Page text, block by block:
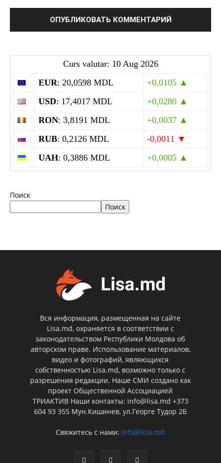
Curs valutar: 10 Aug 2026
EUR: 20,0598 MDL
+0,0105 ▲
USD: 17,4017 MDL
+0,0280 ▲
RON: 3,8191 MDL
+0,0037 ▲
RUB: 0,2126 MDL
-0,0011 ▼
UAH: 0,3886 MDL +0,0005 ▲
Поиск
Поиск
Вся информация, размещенная на сайте
Lisa.md, охраняется в соответствии с
законодательством Республики Молдова об
авторском праве. Использование материалов,
видео и фотографий, являющихся
собственностью Lisa.md, возможно только с
разрешения редакции. Наше СМИ создано как
проект Общественной Ассоциацией
ТРИАКТИВ Наши контакты: info@lisa.md +373
604 93 355 Мун.Кишинев, ул.Георге Тудор 2Б
Свяжитесь с нами: info@lisa.md